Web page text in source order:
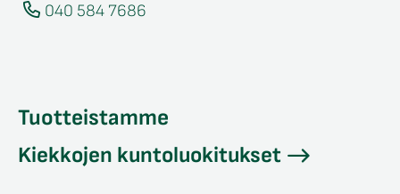
040 584 7686
Tuotteistamme
Kiekkojen kuntoluokitukset